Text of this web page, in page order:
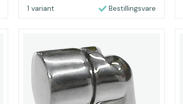
1 variant Bestillingsvare